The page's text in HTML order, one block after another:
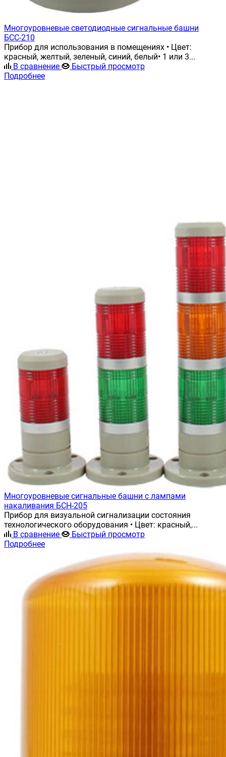
Многоуровневые светодиодные сигнальные башни
БСС-210
Прибор для использования в помещениях • Цвет:
красный, желтый, зеленый, синий, белый• 1 или 3...
В сравнение
Быстрый просмотр
Подробнее
Многоуровневые сигнальные башни с лампами
накаливания БСН-205
Прибор для визуальной сигнализации состояния
технологического оборудования • Цвет: красный,...
В сравнение
Быстрый просмотр
Подробнее